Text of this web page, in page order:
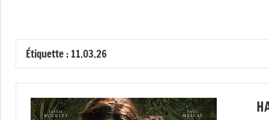
Étiquette : 11.03.26